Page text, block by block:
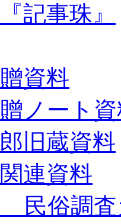
記事珠』
資料
ノート
旧蔵資料
連資料
民俗調査